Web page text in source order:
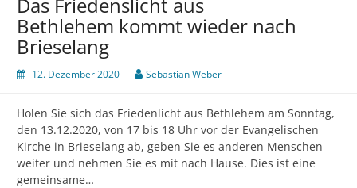
Bethlehem kommt wieder nach
Brieselang
12. Dezember 2020 Sebastian Weber
Holen Sie sich das Friedenlicht aus Bethlehem am Sonntag,
den 13.12.2020, von 17 bis 18 Uhr vor der Evangelischen
Kirche in Brieselang ab, geben Sie es anderen Menschen
weiter und nehmen Sie es mit nach Hause. Dies ist eine
gemeinsame…